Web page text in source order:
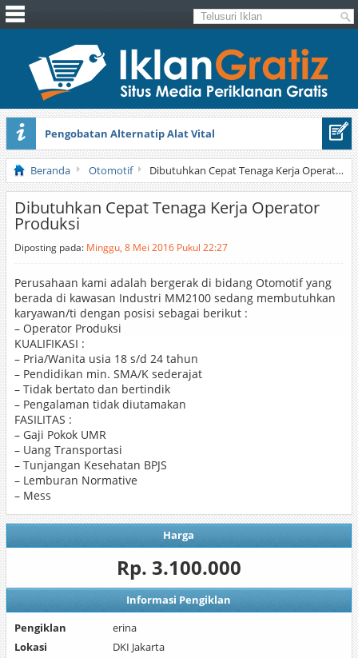
Pengobatan Alternatip Alat Vital
Pita Cantik Pesona
Beranda Otomotif Dibutuhkan Cepat Tenaga Kerja Operator Produksi
Dibutuhkan Cepat Tenaga Kerja Operator
Produksi
Diposting pada: Minggu, 8 Mei 2016 Pukul 22:27
Perusahaan kami adalah bergerak di bidang Otomotif yang
berada di kawasan Industri MM2100 sedang membutuhkan
karyawan/ti dengan posisi sebagai berikut :
– Operator Produksi
KUALIFIKASI :
– Pria/Wanita usia 18 s/d 24 tahun
– Pendidikan min. SMA/K sederajat
– Tidak bertato dan bertindik
– Pengalaman tidak diutamakan
FASILITAS :
– Gaji Pokok UMR
– Uang Transportasi
– Tunjangan Kesehatan BPJS
– Lemburan Normative
– Mess
Harga
Rp. 3.100.000
Informasi Pengiklan
Pengiklan
erina
Lokasi
DKI Jakarta